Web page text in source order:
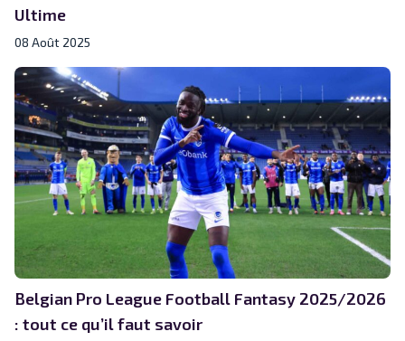
Ultime
08 Août 2025
Belgian Pro League Football Fantasy 2025/2026
: tout ce qu’il faut savoir